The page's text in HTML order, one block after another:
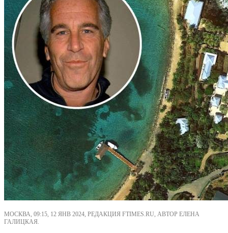
МОСКВА, 09:15, 12 ЯНВ 2024, РЕДАКЦИЯ FTIMES.RU, АВТОР ЕЛЕНА
ГАЛИЦКАЯ.